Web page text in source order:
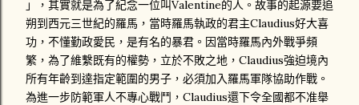
」，其實就是為了紀念一位叫Valentine的人。故事的起源要追
朔到西元三世紀的羅馬，當時羅馬執政的君主Claudius好大喜
功，不懂勤政愛民，是有名的暴君。因當時羅馬內外戰爭頻
繁，為了維繫既有的權勢，立於不敗之地，Claudius強迫境內
所有年齡到達指定範圍的男子，必須加入羅馬軍隊協助作戰。
為進一步防範軍人不專心戰鬥，Claudius還下令全國都不准舉